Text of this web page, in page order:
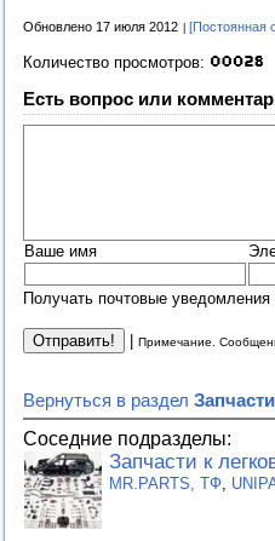
Обновлено 17 июля 2012 [Постоянная
Количество просмотров:
Есть вопрос или
Ваше имя
Получать почтовые уведомления
| Примечание.
Вернуться в раздел
Соседние подразделы:
Запчасти к
MR.PARTS, ТФ